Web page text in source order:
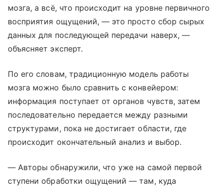
мозга, а всё, что происходит на уровне первичного
восприятия ощущений, — это просто сбор сырых
данных для последующей передачи наверх, —
объясняет эксперт.
По его словам, традиционную модель работы
мозга можно было сравнить с конвейером:
информация поступает от органов чувств, затем
последовательно передается между разными
структурами, пока не достигает области, где
происходит окончательный анализ и выбор.
— Авторы обнаружили, что уже на самой первой
ступени обработки ощущений — там, куда